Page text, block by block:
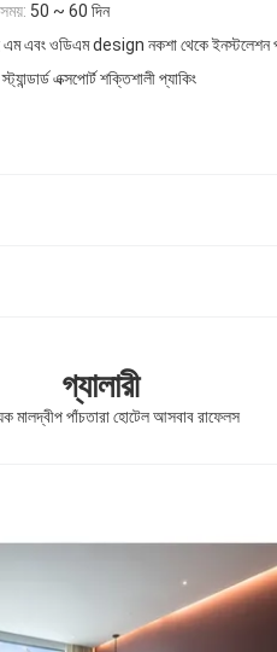
50 ~ 60 দিন
এবং ওডিএম design নকশা থেকে ইনস্টলেশন
স্ট্যান্ডার্ড এক্সপোর্ট শক্তিশালী প্যাকিং
গ্যালারী
মালদ্বীপ পাঁচতারা হোটেল আসবাব রাফেলস